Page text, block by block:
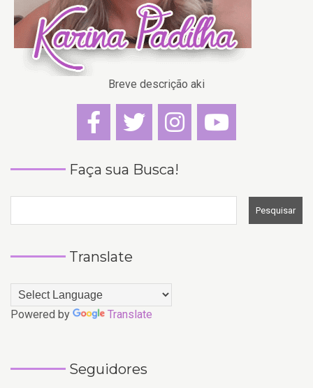
Breve descrição aki
Faça sua Busca!
Translate
Powered by Translate
Seguidores